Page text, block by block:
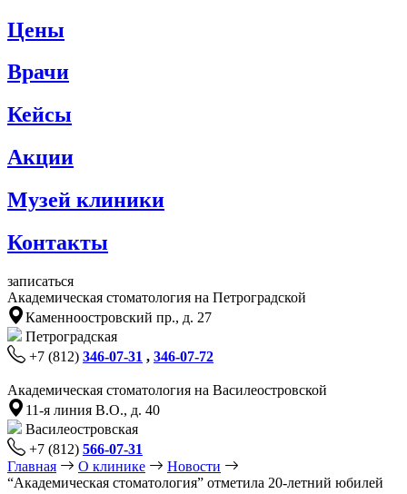
Цены
Врачи
Кейсы
Акции
Музей клиники
Контакты
записаться
Академическая стоматология на Петроградской
Каменноостровский пр., д. 27
Петроградская
+7 (812) 346-07-31 , 346-07-72
Академическая стоматология на Василеостровской
11-я линия В.О., д. 40
Василеостровская
+7 (812) 566-07-31
Главная
О клинике
Новости
“Академическая стоматология” отметила 20-летний юбилей